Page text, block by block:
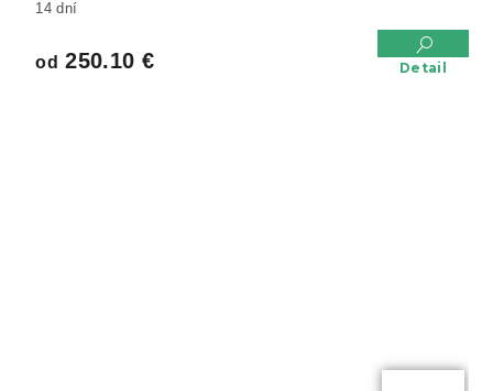
14 dní
od 250.10 € Detail